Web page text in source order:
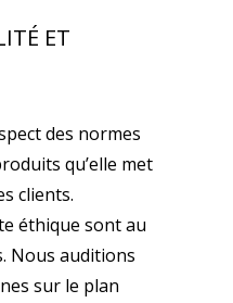
ET
des normes
qu’elle met
clients.
éthique sont au
Nous auditions
sur le plan